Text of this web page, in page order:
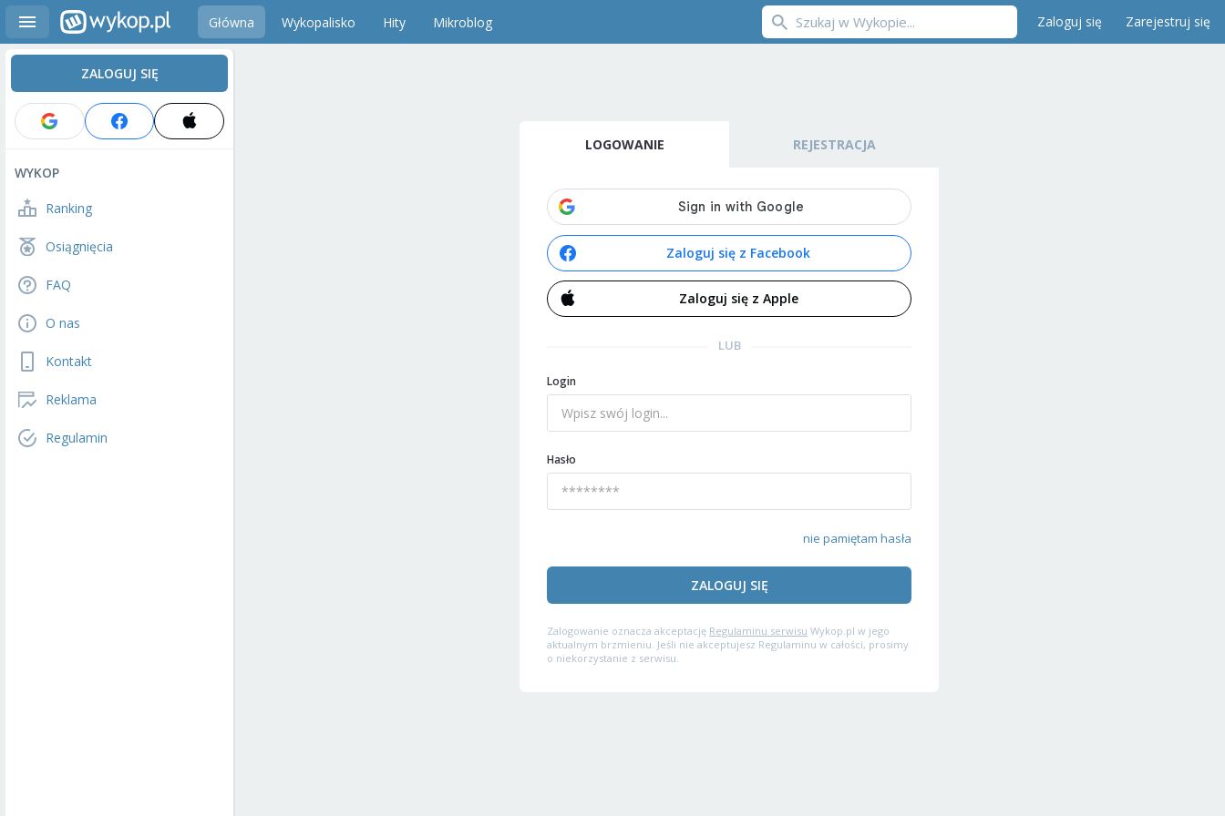
Główna Wykopalisko Hity Mikroblog Zaloguj się Zarejestruj się
ZALOGUJ SIĘ
WYKOP
Ranking
Osiągnięcia
FAQ
O nas
Kontakt
Reklama
Regulamin
LOGOWANIE REJESTRACJA
Zaloguj się z Facebook
Zaloguj się z Apple
LUB
Login
Hasło
nie pamiętam hasła
ZALOGUJ SIĘ
Zalogowanie oznacza akceptację Regulaminu serwisu Wykop.pl w jego
aktualnym brzmieniu. Jeśli nie akceptujesz Regulaminu w całości, prosimy
o niekorzystanie z serwisu.